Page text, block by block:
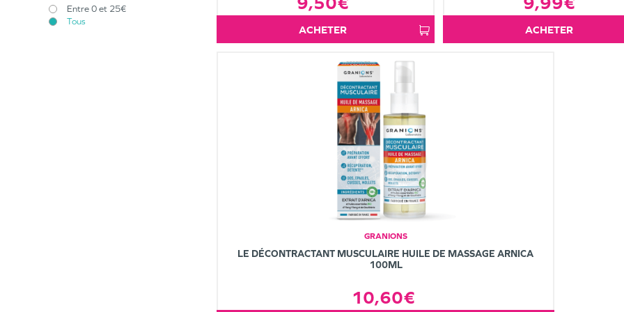
Entre 0 et 25€
Tous
ACHETER ACHETER
GRANIONS
LE DÉCONTRACTANT MUSCULAIRE HUILE DE MASSAGE ARNICA
100ML
10,60€